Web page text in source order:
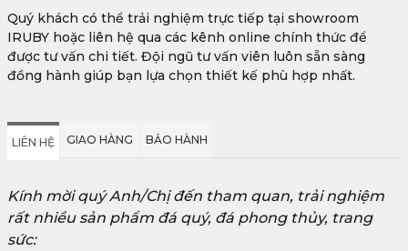
Quý khách có thể trải nghiệm trực tiếp tại showroom
IRUBY hoặc liên hệ qua các kênh online chính thức để
được tư vấn chi tiết. Đội ngũ tư vấn viên luôn sẵn sàng
đồng hành giúp bạn lựa chọn thiết kế phù hợp nhất.
LIÊN HỆ GIAO HÀNG BẢO HÀNH
Kính mời quý Anh/Chị đến tham quan, trải nghiệm
rất nhiều sản phẩm đá quý, đá phong thủy, trang
sức: